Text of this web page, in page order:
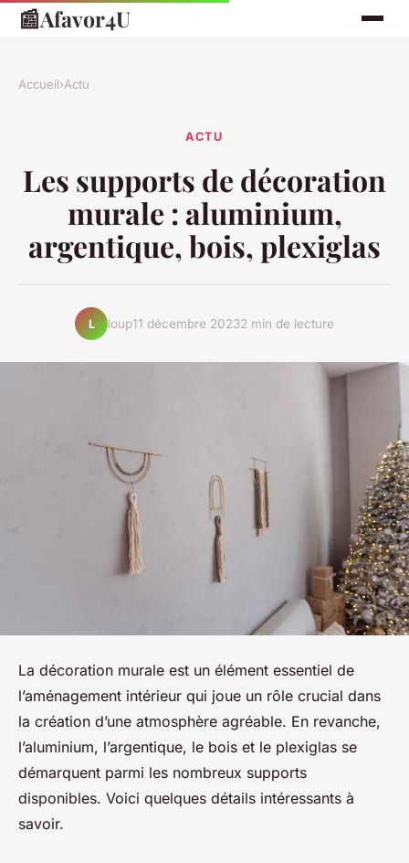
📰Afavor4U
Accueil›Actu
ACTU
Les supports de décoration
murale : aluminium,
argentique, bois, plexiglas
L loup11 décembre 20232 min de lecture
La décoration murale est un élément essentiel de
l’aménagement intérieur qui joue un rôle crucial dans
la création d’une atmosphère agréable. En revanche,
l’aluminium, l’argentique, le bois et le plexiglas se
démarquent parmi les nombreux supports
disponibles. Voici quelques détails intéressants à
savoir.